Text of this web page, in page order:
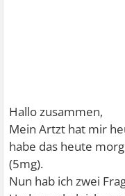
Hallo zusammen,
Mein Artzt hat mir
habe das heute
(5mg).
Nun hab ich zwei